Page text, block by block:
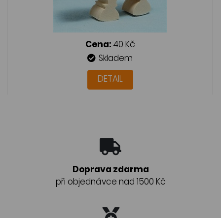
Cena: 40 Kč
Skladem
DETAIL
Doprava zdarma
při objednávce nad 1500 Kč